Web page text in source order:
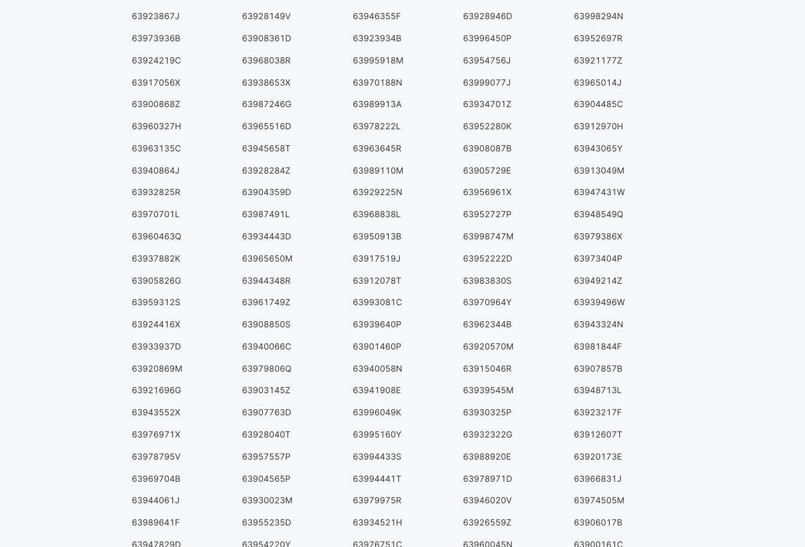
63923867J 63928149V 63946355F 63928946D 63998294N
63973936B 63908361D 63923934B 63996450P 63952697R
63924219C 63968038R 63995918M 63954756J 63921177Z
63917056X 63938653X 63970188N 63999077J 63965014J
63900868Z 63987246G 63989913A 63934701Z 63904485C
63960327H 63965516D 63978222L 63952280K 63912970H
63963135C 63945658T 63963645R 63908087B 63943065Y
63940864J 63928284Z 63989110M 63905729E 63913049M
63932825R 63904359D 63929225N 63956961X 63947431W
63970701L 63987491L 63968838L 63952727P 63948549Q
63960463Q 63934443D 63950913B 63998747M 63979386X
63937882K 63965650M 63917519J 63952222D 63973404P
63905826G 63944348R 63912078T 63983830S 63949214Z
63959312S 63961749Z 63993081C 63970964Y 63939496W
63924416X 63908850S 63939640P 63962344B 63943324N
63933937D 63940066C 63901460P 63920570M 63981844F
63920869M 63979806Q 63940058N 63915046R 63907857B
63921696G 63903145Z 63941908E 63939545M 63948713L
63943552X 63907763D 63996049K 63930325P 63923217F
63976971X 63928040T 63995160Y 63932322G 63912607T
63978795V 63957557P 63994433S 63988920E 63920173E
63969704B 63904565P 63994441T 63978971D 63966831J
63944061J 63930023M 63979975R 63946020V 63974505M
63989641F 63955235D 63934521H 63926559Z 63906017B
63947829D 63954220Y 63976751C 63960045N 63900161C